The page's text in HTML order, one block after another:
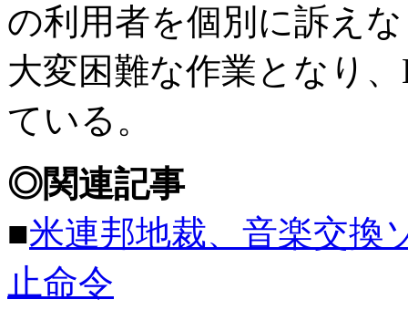
の利用者を個別に訴え
大変困難な作業となり
ている。
◎関連記事
■米連邦地裁、音楽交換
止命令